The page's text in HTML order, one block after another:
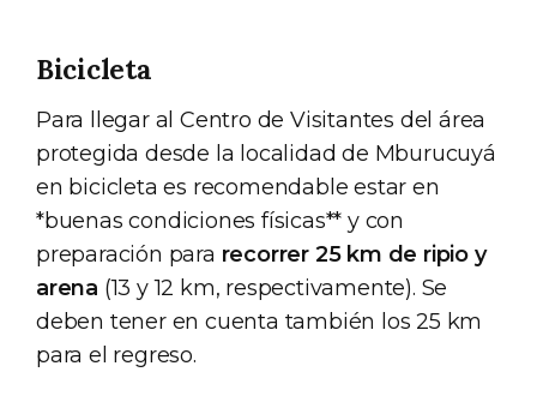
Bicicleta
Para llegar al Centro de Visitantes del área
protegida desde la localidad de Mburucuyá
en bicicleta es recomendable estar en
*buenas condiciones físicas** y con
preparación para recorrer 25 km de ripio y
arena (13 y 12 km, respectivamente). Se
deben tener en cuenta también los 25 km
para el regreso.